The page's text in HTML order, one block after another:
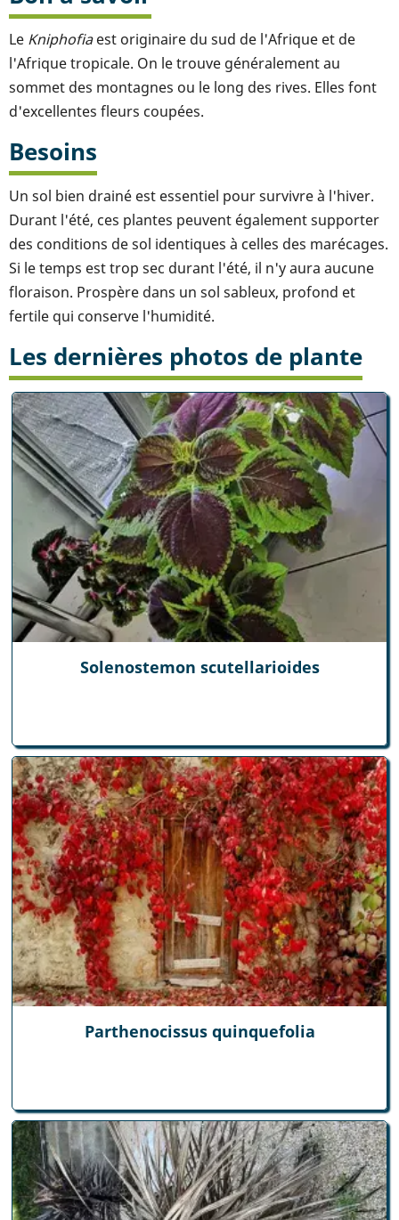
Le Kniphofiaest originaire du sud de l'Afrique et de
l'Afrique tropicale. On le trouve généralement au
sommet des montagnes ou le long des rives. Elles font
d'excellentes fleurs coupées.
Besoins
Un sol bien drainé est essentiel pour survivre à l'hiver.
Durant l'été, ces plantes peuvent également supporter
des conditions de sol identiques à celles des marécages.
Si le temps est trop sec durant l'été, il n'y aura aucune
floraison. Prospère dans un sol sableux, profond et
fertile qui conserve l'humidité.
Les dernières photos de plante
Solenostemon scutellarioides
Parthenocissus quinquefolia